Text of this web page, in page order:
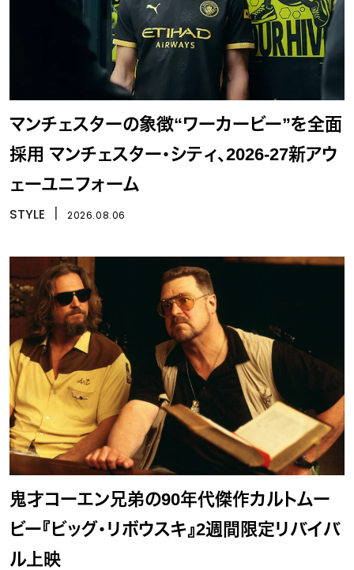
マンチェスターの象徴“ワーカービー”を全面
採用 マンチェスター・シティ、2026-27新アウ
ェーユニフォーム
STYLE 2026.08.06
鬼才コーエン兄弟の90年代傑作カルトムー
ビー『ビッグ・リボウスキ』2週間限定リバイバ
ル上映